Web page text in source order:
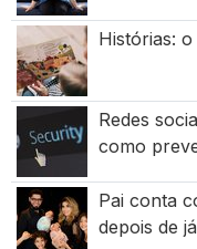
Histórias:
Redes
como
Pai conta
depois de